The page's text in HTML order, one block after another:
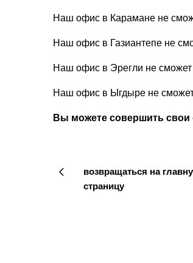
Наш офис в Карамане не
Наш офис в Газиантепе не
Наш офис в Эрегли не сможет
Наш офис в Ыгдыре не сможет
Вы можете совершить
возвращаться на
страницу